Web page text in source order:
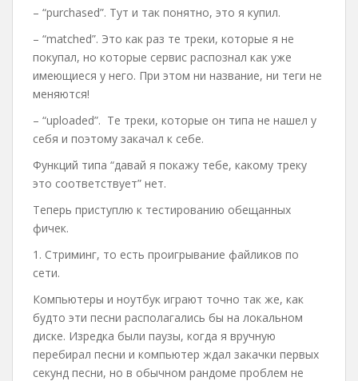
– “purchased”. Тут и так понятно, это я купил.
– “matched”. Это как раз те треки, которые я не
покупал, но которые сервис распознал как уже
имеющиеся у него. При этом ни название, ни теги не
меняются!
– “uploaded”. Те треки, которые он типа не нашел у
себя и поэтому закачал к себе.
Функций типа “давай я покажу тебе, какому треку
это соответствует” нет.
Теперь приступлю к тестированию обещанных
фичек.
1. Стриминг, то есть проигрывание файликов по
сети.
Компьютеры и ноутбук играют точно так же, как
будто эти песни располагались бы на локальном
диске. Изредка были паузы, когда я вручную
перебирал песни и компьютер ждал закачки первых
секунд песни, но в обычном рандоме проблем не